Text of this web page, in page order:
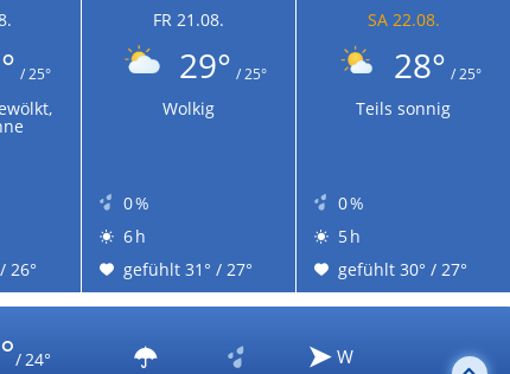
/ 25°
26°
FR 21.08.
29° / 25°
Wolkig
0 %
6 h
gefühlt 31° / 27°
SA 22.08.
28° / 25°
Teils sonnig
0 %
5 h
gefühlt 30° / 27°
/ 24°
W